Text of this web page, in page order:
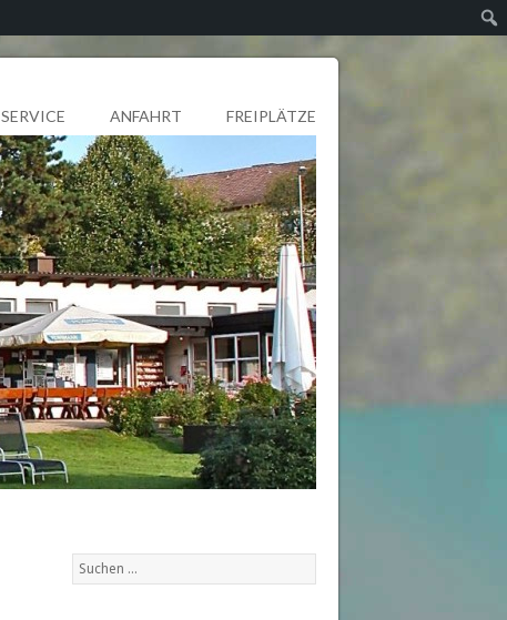
SERVICE ANFAHRT FREIPLÄTZE
Suchen
nach: